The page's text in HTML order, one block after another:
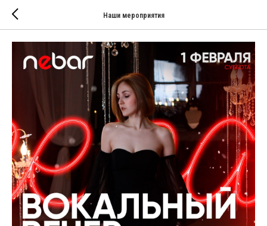
Наши мероприятия